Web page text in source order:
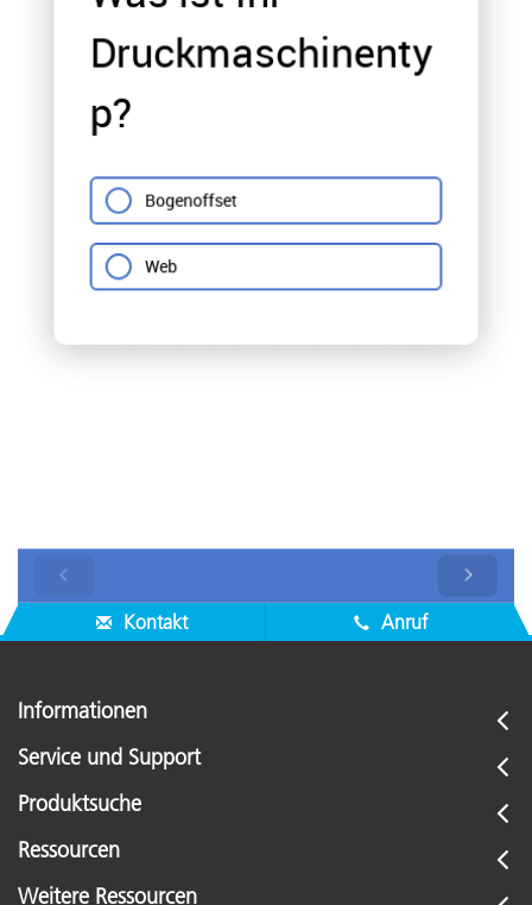
Kontakt Anruf
Informationen
Service und Support
Produktsuche
Ressourcen
Weitere Ressourcen